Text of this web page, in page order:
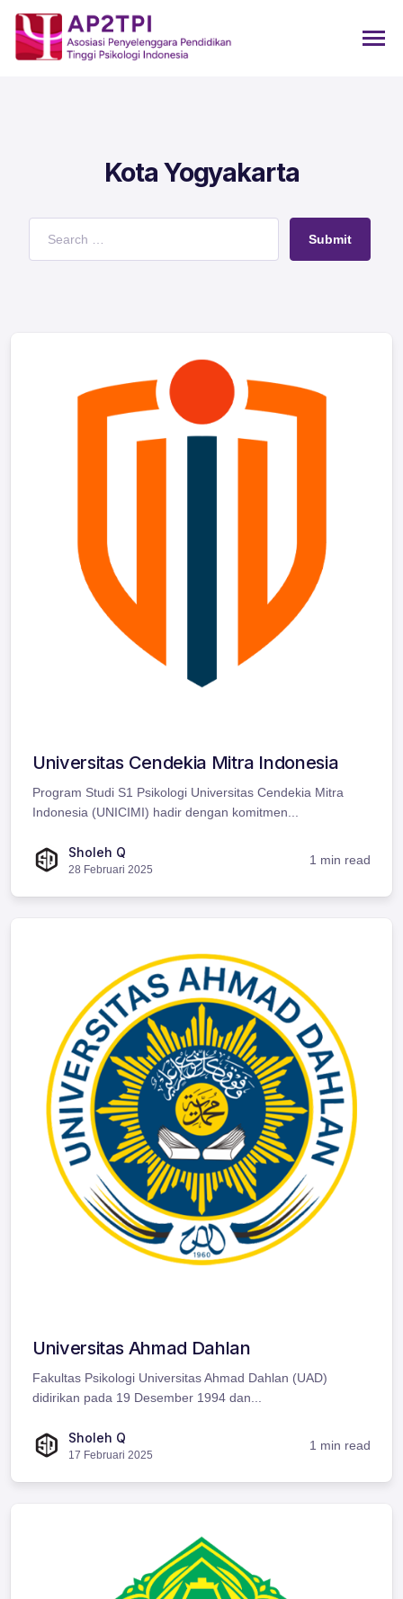
Kota Yogyakarta
Submit
Universitas Cendekia Mitra Indonesia
Program Studi S1 Psikologi Universitas Cendekia Mitra
Indonesia (UNICIMI) hadir dengan komitmen...
Sholeh Q
28 Februari 2025
1 min read
Universitas Ahmad Dahlan
Fakultas Psikologi Universitas Ahmad Dahlan (UAD)
didirikan pada 19 Desember 1994 dan...
Sholeh Q
17 Februari 2025
1 min read